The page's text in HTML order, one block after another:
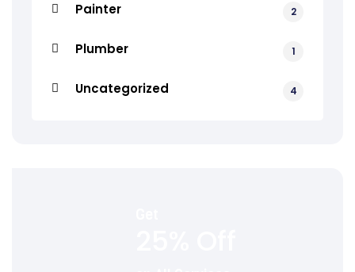
Painter 2
Plumber 1
Uncategorized 4